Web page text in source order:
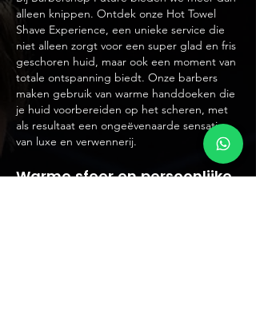
alleen knippen. Ontdek onze Hot Towel
Shave Experience, een unieke service die
niet alleen zorgt voor een super glad en fris
geschoren huid, maar ook een moment van
totale ontspanning biedt. Onze barbers
maken gebruik van warme handdoeken die
je huid voorbereiden op het scheren, met
als resultaat een ongeëvenaarde sensatie
van luxe en verwennerij.
Warme sfeer en persoonlijke